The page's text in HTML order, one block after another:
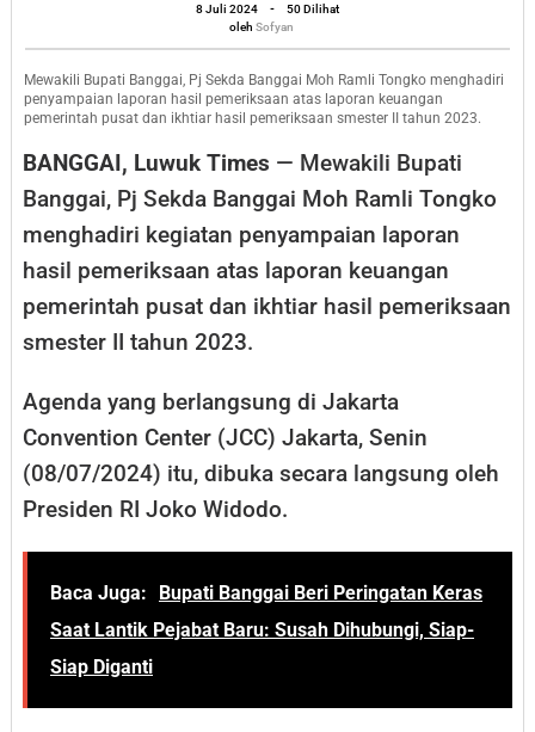
Laporan
Hasil
Pemeriksaan
atas
Laporan
Keuangan
Pusat
8 Juli 2024
oleh
Sofyan
-
50 Dilihat
oleh Sofyan
Mewakili Bupati Banggai, Pj Sekda Banggai Moh Ramli Tongko menghadiri
penyampaian laporan hasil pemeriksaan atas laporan keuangan
pemerintah pusat dan ikhtiar hasil pemeriksaan smester II tahun 2023.
BANGGAI, Luwuk Times — Mewakili Bupati
Banggai, Pj Sekda Banggai Moh Ramli Tongko
menghadiri kegiatan penyampaian laporan
hasil pemeriksaan atas laporan keuangan
pemerintah pusat dan ikhtiar hasil pemeriksaan
smester II tahun 2023.
Agenda yang berlangsung di Jakarta
Convention Center (JCC) Jakarta, Senin
(08/07/2024) itu, dibuka secara langsung oleh
Presiden RI Joko Widodo.
Baca Juga:
Bupati Banggai Beri Peringatan Keras
Saat Lantik Pejabat Baru: Susah Dihubungi, Siap-
Siap Diganti